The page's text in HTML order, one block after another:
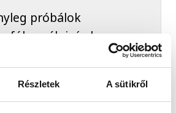
Részletek A sütikről
próbálok
fókuszálni, és ha
akkor jelzem az
stábnak. Erre
oda kell